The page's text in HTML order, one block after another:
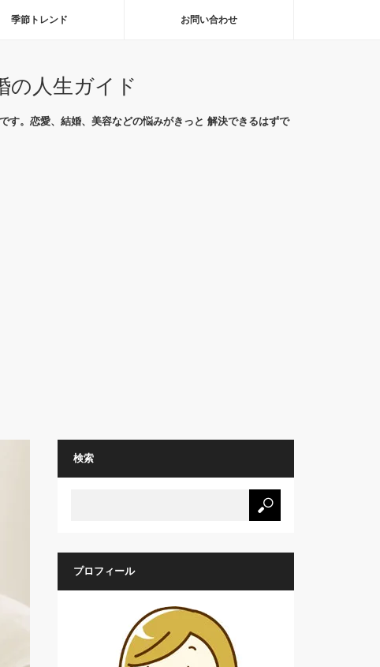
季節トレンド お問い合わせ
の人生ガイド
す。恋愛、結婚、美容などの悩みがきっと 解決できるはずで
検索
プロフィール